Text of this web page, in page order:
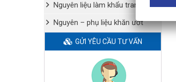
Nguyên liệu làm khẩu trang y tế
Nguyên – phụ liệu khăn ướt
GỬI YÊU CẦU TƯ VẤN